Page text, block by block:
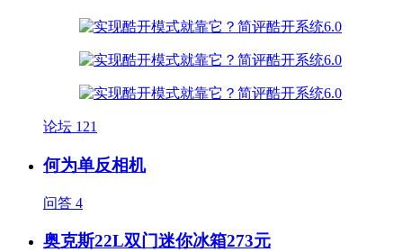
论坛 121
何为单反相机
问答 4
奥克斯22L双门迷你冰箱273元